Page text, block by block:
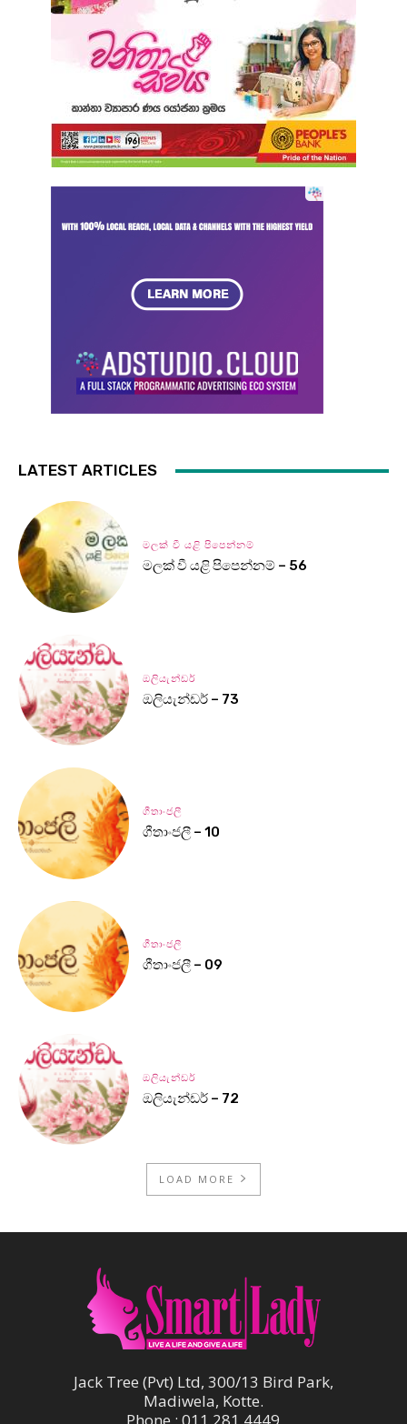
LATEST ARTICLES
මලක් වී යළි පිපෙන්නම්
මලක් වී යළි පිපෙන්නම් – 56
ඔලියැන්ඩර්
ඔලියැන්ඩර් – 73
ගීතාංජලී
ගීතාංජලී – 10
ගීතාංජලී
ගීතාංජලී – 09
ඔලියැන්ඩර්
ඔලියැන්ඩර් – 72
LOAD MORE
Jack Tree (Pvt) Ltd, 300/13 Bird Park,
Madiwela, Kotte.